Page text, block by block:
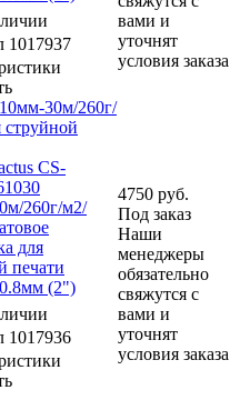
1017937
вами и
уточнят
условия заказа
30м/260г/
струйной
CS-
260г/м2/
для
печати
(2")
1017936
4750 руб.
Под заказ
Наши
менеджеры
обязательно
свяжутся с
вами и
уточнят
условия заказа